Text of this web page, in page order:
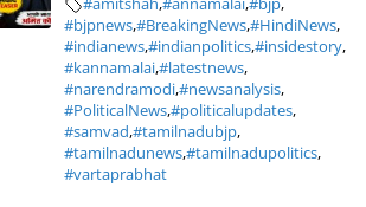
#bjpnews,#BreakingNews,#HindiNews,
#indianews,#indianpolitics,#insidestory,
#kannamalai,#latestnews,
#narendramodi,#newsanalysis,
#PoliticalNews,#politicalupdates,
#samvad,#tamilnadubjp,
#tamilnadunews,#tamilnadupolitics,
#vartaprabhat